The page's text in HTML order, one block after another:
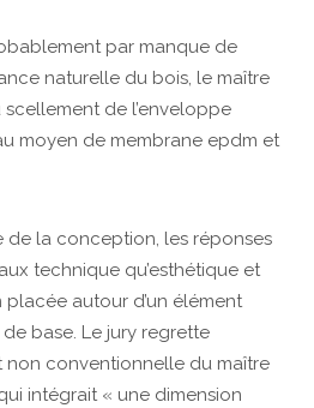
par manque de
naturelle du bois, le maître
de l’enveloppe
moyen de membrane epdm et
de la conception, les réponses
technique qu’esthétique et
autour d’un élément
base. Le jury regrette
non conventionnelle du maître
intégrait « une dimension